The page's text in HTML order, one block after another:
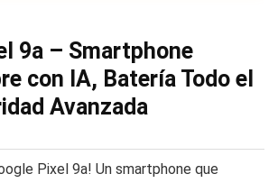
9a – Smartphone
con IA, Batería Todo el
Avanzada
Pixel 9a! Un smartphone que